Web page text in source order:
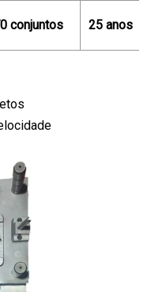
conjuntos 25 anos